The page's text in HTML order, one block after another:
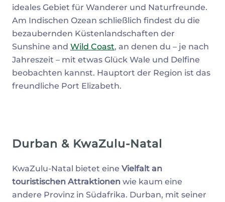
ideales Gebiet für Wanderer und Naturfreunde.
Am Indischen Ozean schließlich findest du die
bezaubernden Küstenlandschaften der
Sunshine and Wild Coast, an denen du – je nach
Jahreszeit – mit etwas Glück Wale und Delfine
beobachten kannst. Hauptort der Region ist das
freundliche Port Elizabeth.
Durban & KwaZulu-Natal
KwaZulu-Natal bietet eine Vielfalt an
touristischen Attraktionen wie kaum eine
andere Provinz in Südafrika. Durban, mit seiner